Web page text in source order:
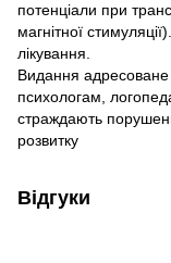
потенціали при
магнітної
лікування.
Видання адресоване
психологам,
страждають
розвитку
Відгуки